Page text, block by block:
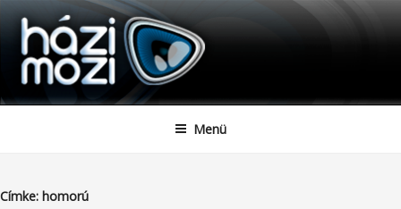
Tartalomhoz
HAZIMOZI
Menü
Címke: homorú